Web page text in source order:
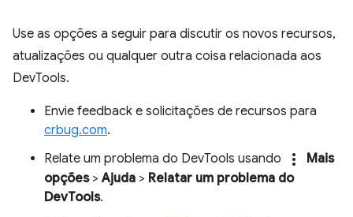
Use as opções a seguir para discutir os novos recursos,
atualizações ou qualquer outra coisa relacionada aos
DevTools.
Envie feedback e solicitações de recursos para
crbug.com.
Relate um problema do DevTools usando
more_vert
Mais
opções>Ajuda > Relatar um problema do
DevTools.